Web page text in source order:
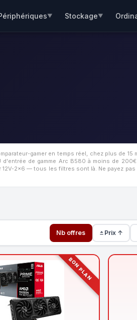
▼ Stockage▼
gamer en temps réel, chez plus de 15
d'entrée de gamme Arc B580 à moins de
2x6 — tous les filtres sont là. Ne payez
Nb offres Prix ↑
BON PLAN